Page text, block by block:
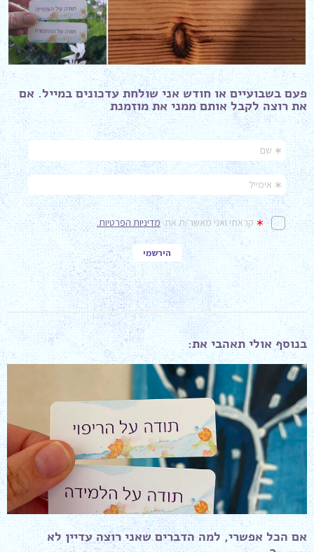
פעם בשבועיים או חודש אני שולחת עדכונים במייל. אם
את רוצה לקבל אותם ממני את מוזמנת ​
בנוסף אולי תאהבי את:
אם הכל אפשרי, למה הדברים שאני רוצה עדיין לא